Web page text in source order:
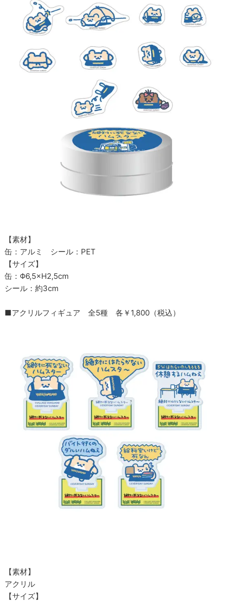
【素材】
缶：アルミ シール：PET
【サイズ】
缶：Φ6,5×H2,5cm
シール：約3cm
■アクリルフィギュア 全5種 各￥1,800（税込）
【素材】
アクリル
【サイズ】